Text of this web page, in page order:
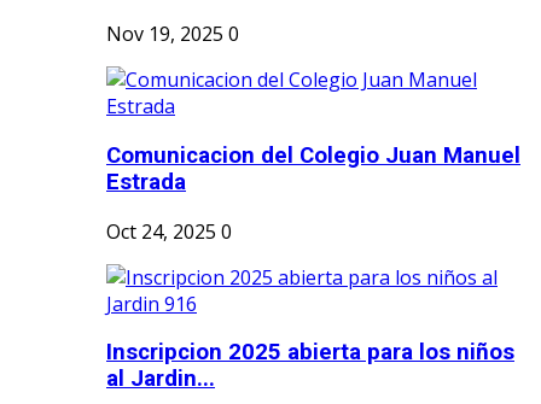
Nov 19, 2025 0
Comunicacion del Colegio Juan Manuel
Estrada
Oct 24, 2025 0
Inscripcion 2025 abierta para los niños
al Jardin...